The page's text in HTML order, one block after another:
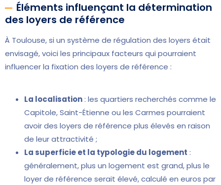
Éléments influençant la détermination
des loyers de référence
À Toulouse, si un système de régulation des loyers était
envisagé, voici les principaux facteurs qui pourraient
influencer la fixation des loyers de référence :
La localisation: les quartiers recherchés comme le
Capitole, Saint-Étienne ou les Carmes pourraient
avoir des loyers de référence plus élevés en raison
de leur attractivité ;
La superficie et la typologie du logement :
généralement, plus un logement est grand, plus le
loyer de référence serait élevé, calculé en euros par